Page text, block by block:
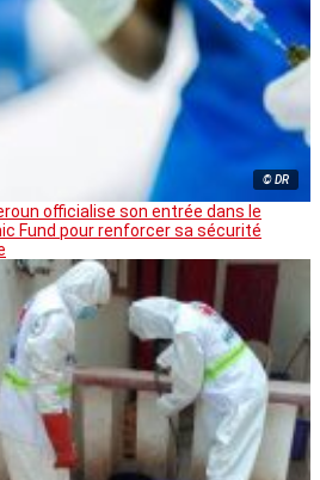
© DR
officialise son entrée dans le
Fund pour renforcer sa sécurité